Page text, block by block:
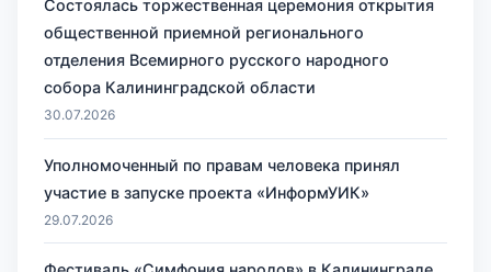
Состоялась торжественная церемония открытия
общественной приемной регионального
отделения Всемирного русского народного
собора Калининградской области
30.07.2026
Уполномоченный по правам человека принял
участие в запуске проекта «ИнформУИК»
29.07.2026